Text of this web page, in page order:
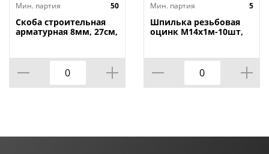
Мин. партия
50
Скоба строительная
арматурная 8мм, 27см,
Мин. партия
5
Шпилька резьбовая
оцинк М14х1м-10шт,